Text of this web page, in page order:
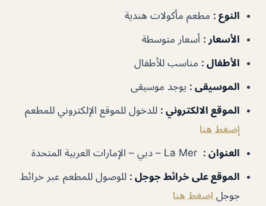
النوع : مطعم مأكولات هندية
الأسعار : أسعار متوسطة
الأطفال : مناسب للأطفال
الموسيقى : يوجد موسيقى
الموقع الالكتروني : للدخول للموقع الإلكتروني للمطعم
إضغط هنا
العنوان :
الموقع على خرائط جوجل : للوصول للمطعم عبر خرائط
جوجل اضغط هنا